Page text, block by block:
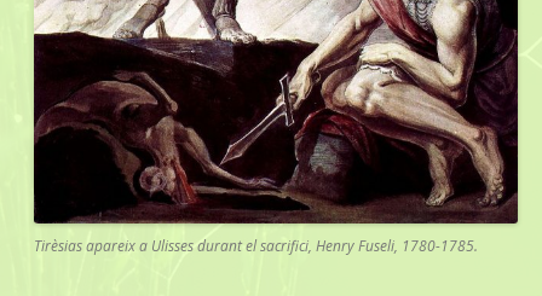
Tirèsias apareix a Ulisses durant el sacrifici, Henry Fuseli, 1780-1785.